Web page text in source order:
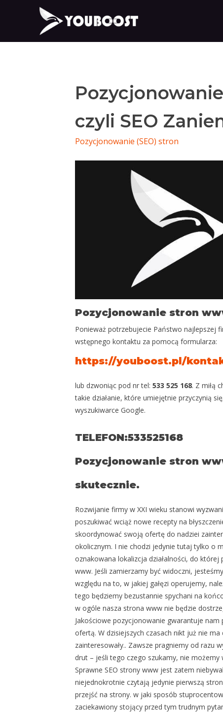
czyli SEO
Pozycjonowanie (SEO) stron
Pozycjonowanie stron
Ponieważ potrzebujecie Państwo najlepszej
wstępnego kontaktu za pomocą formularza:
https://youboost.pl/
lub dzwoniąc pod nr tel: 533 525 168. Z miłą
takie działanie, które umiejętnie przyczynią
wyszukiwarce Google.
TELEFON:533525168
Pozycjonowanie stron
skutecznie.
Rozwijanie firmy w XXI wieku stanowi
poszukiwać wciąż nowe recepty na
skoordynować swoją ofertę do nadziei
okolicznym. I nie chodzi jedynie tutaj tylko o
oznakowana lokalizcja działalności, do
www. Jeśli zamierzamy być widoczni,
względu na to, w jakiej gałęzi operujemy,
tego będziemy bezustannie spychani na
w ogóle nasza strona www nie będzie
Jakościowe pozycjonowanie gwarantuje
ofertą. W dzisiejszych czasach nikt już nie
zainteresowały.. Zawsze pragniemy od
drut – jeśli tego czego szukamy, nie
Sprawne SEO strony www jest zatem
niejednokrotnie czytają jedynie pierwszą
przejść na strony. w jaki sposób
zaciekawiony stojący przed tym trudnym